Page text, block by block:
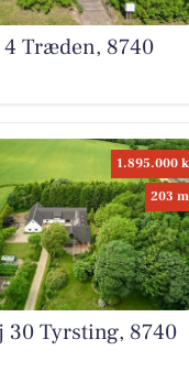
Træden, 8740
1.895.000
203 m
30 Tyrsting, 8740